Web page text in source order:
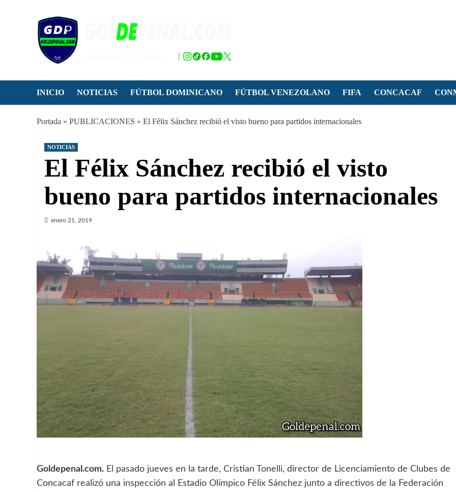
INICIO NOTICIAS FÚTBOL DOMINICANO FÚTBOL VENEZOLANO FIFA CONCACAF
Portada » PUBLICACIONES » El Félix Sánchez recibió el visto bueno para partidos internacionales
NOTICIAS
El Félix Sánchez recibió el visto
bueno para partidos internacionales
enero 21, 2019
Goldepenal.com. El pasado jueves en la tarde, Cristian Tonelli, director de Licenciamiento de Clubes de
Concacaf realizó una inspección al Estadio Olímpico Félix Sánchez junto a directivos de la Federación